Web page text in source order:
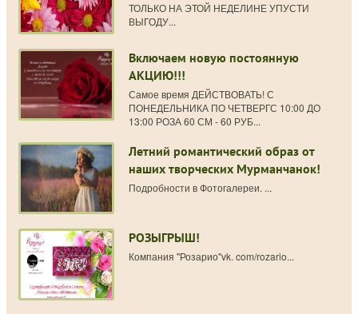
ТОЛЬКО НА ЭТОЙ НЕДЕЛИНЕ УПУСТИ
ВЫГОДУ...
Включаем новую постоянную
АКЦИЮ!!!
Самое время ДЕЙСТВОВАТЬ! С
ПОНЕДЕЛЬНИКА ПО ЧЕТВЕРГС 10:00 ДО
13:00 РОЗА 60 СМ - 60 РУБ...
Летний романтический образ от
наших творческих Мурманчанок!
Подробности в Фотогалереи. ...
РОЗЫГРЫШ!
Компания "Розарио"vk. com/rozario...